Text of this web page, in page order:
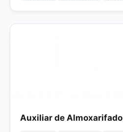
Auxiliar de Almoxarifado